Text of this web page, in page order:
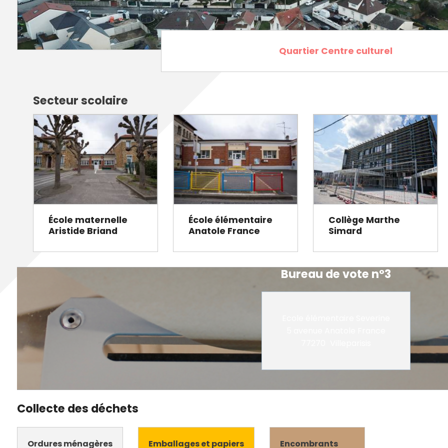
Marché de la Ville
Marchés publics
Entreprendre
Offres d'emploi locales
Sapeurs pompiers
Vigilance et cambriolage
Propreté
Travaux
Fiscalité des enseignes
Octobre rose
Game arena
Un Noël à Villeparisis
Quartier Centre culturel
Secteur scolaire
École maternelle
Aristide Briand
École élémentaire
Anatole France
Collège Marthe
Simard
Bureau de vote n°3
Collecte des déchets
Ordures ménagères Emballages et papiers Encombrants